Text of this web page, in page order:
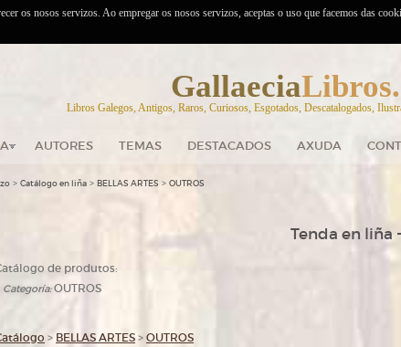
Gallaecia
Libros Galegos, Antigos, Raros, Curiosos, Esgotados, Descatalogados,
AUTORES TEMAS DESTACADOS AXUDA
> Catálogo en liña > BELLAS ARTES > OUTROS
Tenda en liña
de produtos:
Categoría:OUTROS
> BELLAS ARTES > OUTROS
os nosos servizos. Ao empregar os nosos servizos, aceptas o uso que facemos das